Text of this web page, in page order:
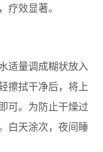
疗效显著。
适量调成糊状放入
擦拭干净后，将上
可。为防止干燥过
白天涂次，夜间睡